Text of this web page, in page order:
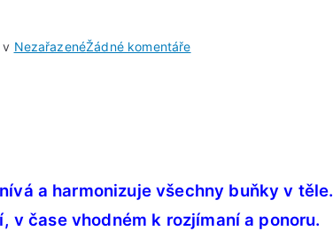
v NezařazenéŽádné komentářeu
od
17:00
a harmonizuje všechny buňky v těle.
v čase vhodném k rozjímaní a ponoru.